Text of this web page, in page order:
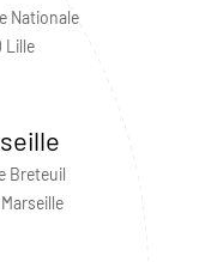
Nationale
Lille
Breteuil